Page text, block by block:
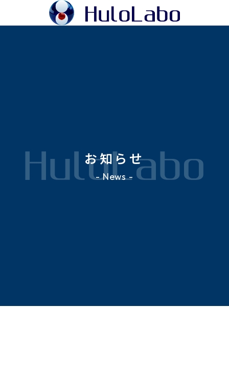
お知らせ
- News -